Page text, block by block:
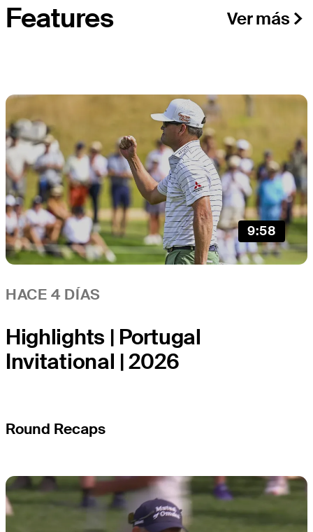
Features Ver más
9:58
HACE 4 DÍAS
Highlights | Portugal
Invitational | 2026
Round Recaps